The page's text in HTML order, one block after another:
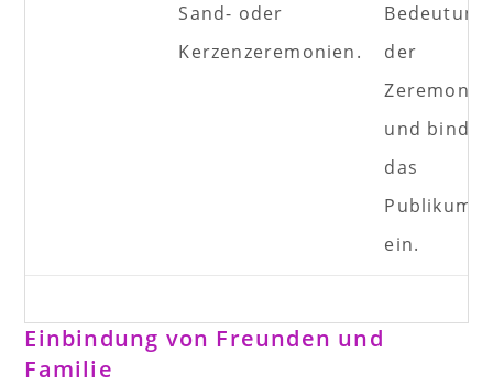
Sand- oder
Kerzenzeremonien.
Bedeutung
der
Zeremonie
und bindet
das
Publikum
ein.
Einbindung von Freunden und
Familie